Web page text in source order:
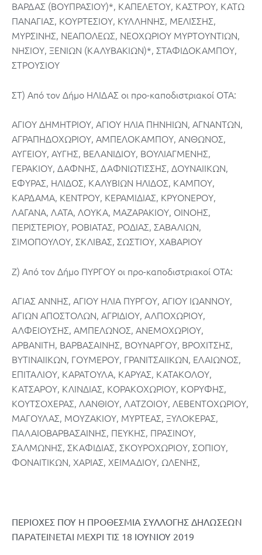
ΒΑΡΔΑΣ (ΒΟΥΠΡΑΣΙΟΥ)*, ΚΑΠΕΛΕΤΟΥ, ΚΑΣΤΡΟΥ, ΚΑΤΩ
ΠΑΝΑΓΙΑΣ, ΚΟΥΡΤΕΣΙΟΥ, ΚΥΛΛΗΝΗΣ, ΜΕΛΙΣΣΗΣ,
ΜΥΡΣΙΝΗΣ, ΝΕΑΠΟΛΕΩΣ, ΝΕΟΧΩΡΙΟΥ ΜΥΡΤΟΥΝΤΙΩΝ,
ΝΗΣΙΟΥ, ΞΕΝΙΩΝ (ΚΑΛΥΒΑΚΙΩΝ)*, ΣΤΑΦΙΔΟΚΑΜΠΟΥ,
ΣΤΡΟΥΣΙΟΥ
ΣΤ) Από τον Δήμο ΗΛΙΔΑΣ οι προ-καποδιστριακοί ΟΤΑ:
ΑΓΙΟΥ ΔΗΜΗΤΡΙΟΥ, ΑΓΙΟΥ ΗΛΙΑ ΠΗΝΗΙΩΝ, ΑΓΝΑΝΤΩΝ,
ΑΓΡΑΠΗΔΟΧΩΡΙΟΥ, ΑΜΠΕΛΟΚΑΜΠΟΥ, ΑΝΘΩΝΟΣ,
ΑΥΓΕΙΟΥ, ΑΥΓΗΣ, ΒΕΛΑΝΙΔΙΟΥ, ΒΟΥΛΙΑΓΜΕΝΗΣ,
ΓΕΡΑΚΙΟΥ, ΔΑΦΝΗΣ, ΔΑΦΝΙΩΤΙΣΣΗΣ, ΔΟΥΝΑΙΙΚΩΝ,
ΕΦΥΡΑΣ, ΗΛΙΔΟΣ, ΚΑΛΥΒΙΩΝ ΗΛΙΔΟΣ, ΚΑΜΠΟΥ,
ΚΑΡΔΑΜΑ, ΚΕΝΤΡΟΥ, ΚΕΡΑΜΙΔΙΑΣ, ΚΡΥΟΝΕΡΟΥ,
ΛΑΓΑΝΑ, ΛΑΤΑ, ΛΟΥΚΑ, ΜΑΖΑΡΑΚΙΟΥ, ΟΙΝΟΗΣ,
ΠΕΡΙΣΤΕΡΙΟΥ, ΡΟΒΙΑΤΑΣ, ΡΟΔΙΑΣ, ΣΑΒΑΛΙΩΝ,
ΣΙΜΟΠΟΥΛΟΥ, ΣΚΛΙΒΑΣ, ΣΩΣΤΙΟΥ, ΧΑΒΑΡΙΟΥ
Ζ) Από τον Δήμο ΠΥΡΓΟΥ οι προ-καποδιστριακοί ΟΤΑ:
ΑΓΙΑΣ ΑΝΝΗΣ, ΑΓΙΟΥ ΗΛΙΑ ΠΥΡΓΟΥ, ΑΓΙΟΥ ΙΩΑΝΝΟΥ,
ΑΓΙΩΝ ΑΠΟΣΤΟΛΩΝ, ΑΓΡΙΔΙΟΥ, ΑΛΠΟΧΩΡΙΟΥ,
ΑΛΦΕΙΟΥΣΗΣ, ΑΜΠΕΛΩΝΟΣ, ΑΝΕΜΟΧΩΡΙΟΥ,
ΑΡΒΑΝΙΤΗ, ΒΑΡΒΑΣΑΙΝΗΣ, ΒΟΥΝΑΡΓΟΥ, ΒΡΟΧΙΤΣΗΣ,
ΒΥΤΙΝΑΙΙΚΩΝ, ΓΟΥΜΕΡΟΥ, ΓΡΑΝΙΤΣΑΙΙΚΩΝ, ΕΛΑΙΩΝΟΣ,
ΕΠΙΤΑΛΙΟΥ, ΚΑΡΑΤΟΥΛΑ, ΚΑΡΥΑΣ, ΚΑΤΑΚΟΛΟΥ,
ΚΑΤΣΑΡΟΥ, ΚΛΙΝΔΙΑΣ, ΚΟΡΑΚΟΧΩΡΙΟΥ, ΚΟΡΥΦΗΣ,
ΚΟΥΤΣΟΧΕΡΑΣ, ΛΑΝΘΙΟΥ, ΛΑΤΖΟΙΟΥ, ΛΕΒΕΝΤΟΧΩΡΙΟΥ,
ΜΑΓΟΥΛΑΣ, ΜΟΥΖΑΚΙΟΥ, ΜΥΡΤΕΑΣ, ΞΥΛΟΚΕΡΑΣ,
ΠΑΛΑΙΟΒΑΡΒΑΣΑΙΝΗΣ, ΠΕΥΚΗΣ, ΠΡΑΣΙΝΟΥ,
ΣΑΛΜΩΝΗΣ, ΣΚΑΦΙΔΙΑΣ, ΣΚΟΥΡΟΧΩΡΙΟΥ, ΣΟΠΙΟΥ,
ΦΟΝΑΙΤΙΚΩΝ, ΧΑΡΙΑΣ, ΧΕΙΜΑΔΙΟΥ, ΩΛΕΝΗΣ,
ΠΕΡΙΟΧΕΣ ΠΟΥ Η ΠΡΟΘΕΣΜΙΑ ΣΥΛΛΟΓΗΣ ΔΗΛΩΣΕΩΝ
ΠΑΡΑΤΕΙΝΕΤΑΙ ΜΕΧΡΙ ΤΙΣ 18 ΙΟΥΝΙΟΥ 2019